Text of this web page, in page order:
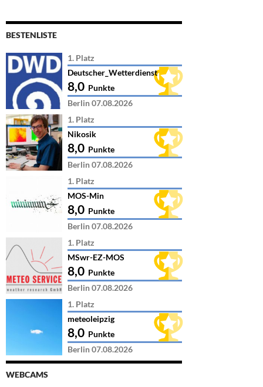
BESTENLISTE
1. Platz
Deutscher_Wetterdienst
8,0 Punkte
Berlin 07.08.2026
1. Platz
Nikosik
8,0 Punkte
Berlin 07.08.2026
1. Platz
MOS-Min
8,0 Punkte
Berlin 07.08.2026
1. Platz
MSwr-EZ-MOS
8,0 Punkte
Berlin 07.08.2026
1. Platz
meteoleipzig
8,0 Punkte
Berlin 07.08.2026
WEBCAMS